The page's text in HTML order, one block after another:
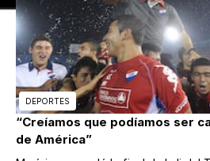
DEPORTES
“Creíamos que podíamos ser
de América”